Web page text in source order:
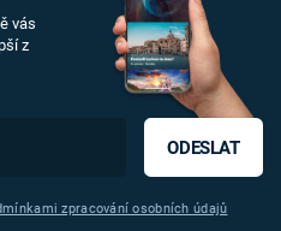
vás
z
ODESLAT
zpracování osobních údajů